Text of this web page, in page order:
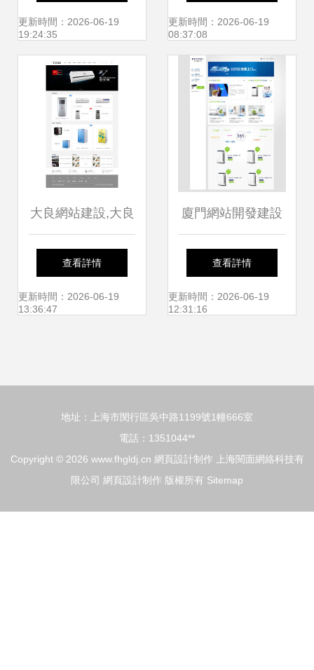
術與策略
更新時間：2026-06-19
19:24:35
材到網頁設計制作
的全面解析
更新時間：2026-06-19
08:37:08
大良網站建設,大良
網站制作,大良網頁
設計,大良網絡公司
查看詳情
更新時間：2026-06-19
13:36:47
廈門網站開發建設
公司匯總與職場警
示 為什么不建議去
材）
查看詳情
更新時間：2026-06-19
12:31:16
地址：上海市閔行區吳中路1199號1幢666室
電話：1351044**
Copyright © 2026 www.fhgldj.cn 網頁設計制作
上海閱面網絡科技有
限公司 網頁設計制作 版權所有 Sitemap